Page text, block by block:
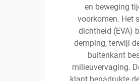
en beweging
voorkomen. Het
dichtheid (EVA)
demping, terwijl
buitenkant
milieuvervaging.